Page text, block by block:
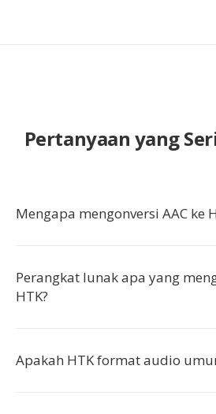
Pertanyaan yang
Mengapa mengonversi AAC ke
Perangkat lunak apa yang
HTK?
Apakah HTK format audio